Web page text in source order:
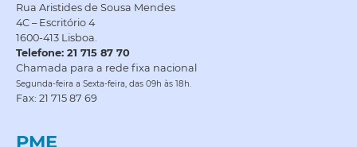
Rua Aristides de Sousa Mendes
4C – Escritório 4
1600-413 Lisboa.
Telefone: 21 715 87 70
Chamada para a rede fixa nacional
Segunda-feira a Sexta-feira, das 09h às 18h.
Fax: 21 715 87 69
PME